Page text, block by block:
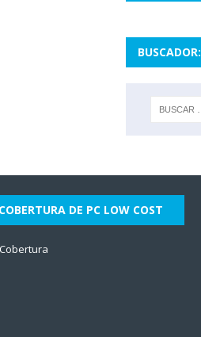
BUSCADOR:
COBERTURA DE PC LOW COST